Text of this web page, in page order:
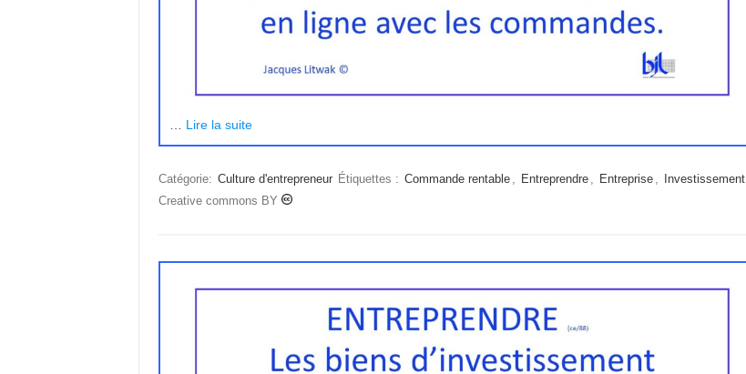
Lire la suite
Catégorie: Culture d'entrepreneur Étiquettes : Commande rentable Entreprendre Entreprise
Investissement
Creative commons BY